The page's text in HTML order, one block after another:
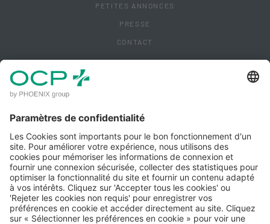
PETITES ANNONCES
PRESSE
CONTACT
ACCÈS CLIENT
MENTIONS LÉGALES
POLITIQUE DE CONFIDENTIALITÉ
POLITIQUE QUALITÉ IPM
CONDITIONS GÉNÉRALES D'UTILISATION
GÉRER MES COOKIES